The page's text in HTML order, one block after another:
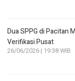
Dua SPPG di Pacitan
Verifikasi Pusat
26/06/2026 | 19:38 WIB